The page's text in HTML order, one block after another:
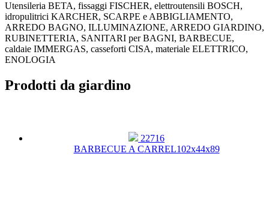
Utensileria BETA, fissaggi FISCHER, elettroutensili BOSCH,
idropulitrici KARCHER, SCARPE e ABBIGLIAMENTO,
ARREDO BAGNO, ILLUMINAZIONE, ARREDO GIARDINO,
RUBINETTERIA, SANITARI per BAGNI, BARBECUE,
caldaie IMMERGAS, casseforti CISA, materiale ELETTRICO,
ENOLOGIA
Prodotti da giardino
22716
BARBECUE A CARREL102x44x89